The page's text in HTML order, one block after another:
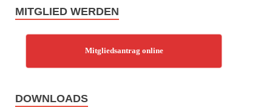
MITGLIED WERDEN
Mitgliedsantrag online
DOWNLOADS